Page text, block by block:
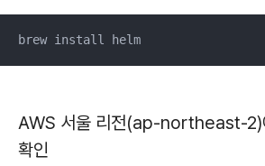
brew install helm
AWS 서울 리전(ap-northeast-2)
확인